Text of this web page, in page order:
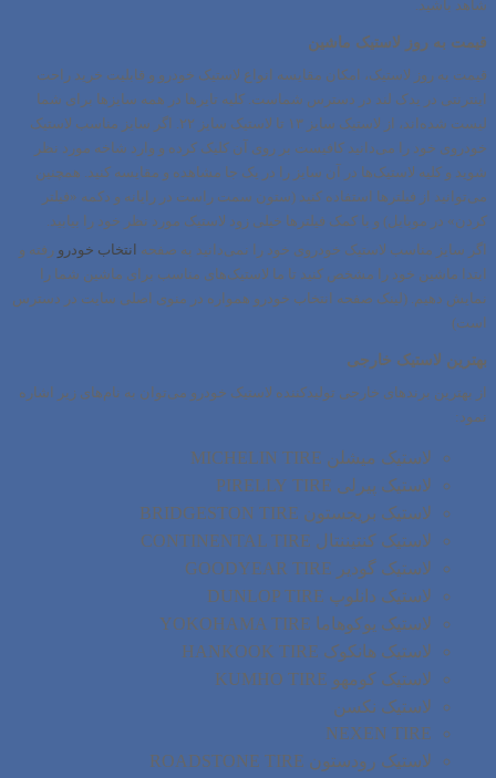
شاهد باشید.
قیمت به روز لاستیک ماشین
قیمت به روز لاستیک، امکان مقایسه انواع لاستیک خودرو و قابلیت خرید راحت
اینترنتی در یدک لند در دسترس شماست. کلیه تایرها در همه سایزها برای شما
لیست شده‌اند، از لاستیک سایز ۱۳ تا لاستیک سایز ۲۲. اگر سایز مناسب لاستیک
خودروی خود را می‌دانید کافیست بر روی آن کلیک کرده و وارد شاخه مورد نظر
شوید و کلیه لاستیک‌ها در آن سایز را در یک جا مشاهده و مقایسه کنید. همچنین
می‌توانید از فیلترها استفاده کنید (ستون سمت راست در رایانه و دکمه «فیلتر
کردن» در موبایل) و با کمک فیلترها خیلی زود لاستیک مورد نظر خود را بیابید.
اگر سایز مناسب لاستیک خودروی خود را نمی‌دانید به صفحه انتخاب خودرو رفته و
ابتدا ماشین خود را مشخص کنید تا ما لاستیک‌های مناسب برای ماشین شما را
نمایش دهیم. (لینک صفحه انتخاب خودرو همواره در منوی اصلی سایت در دسترس
است)
بهترین لاستیک خارجی
از بهترین برندهای خارجی تولیدکننده لاستیک خودرو می‌توان به نام‌های زیر اشاره
نمود:
لاستیک میشلن MICHELIN TIRE
لاستیک پیرلی PIRELLY TIRE
لاستیک بریجستون BRIDGESTON TIRE
لاستیک کنتیننتال CONTINENTAL TIRE
لاستیک گودیر GOODYEAR TIRE
لاستیک دانلوپ DUNLOP TIRE
لاستیک یوکوهاما YOKOHAMA TIRE
لاستیک هانکوک HANKOOK TIRE
لاستیک کومهو KUMHO TIRE
لاستیک نکسن
NEXEN TIRE
لاستیک رودستون ROADSTONE TIRE